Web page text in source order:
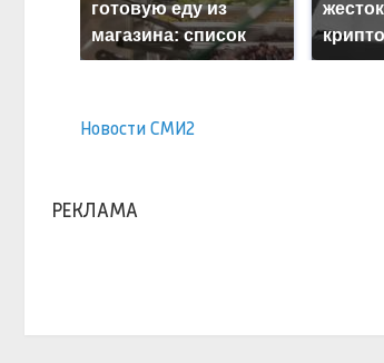
готовую еду из
магазина: список
Новости СМИ2
РЕКЛАМА